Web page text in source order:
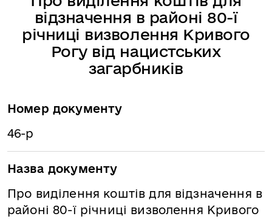
відзначення в районі 80-ї
річниці визволення Кривого
Рогу від нацистських
загарбників
Номер документу
46-р
Назва документу
Про виділення коштів для відзначення в
районі 80-ї річниці визволення Кривого